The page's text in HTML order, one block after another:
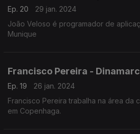
Ep. 20
29 jan. 2024
João Veloso é programador de
Munique
Francisco Pereira -
Ep. 19
26 jan. 2024
Francisco Pereira trabalha na área da
em Copenhaga.